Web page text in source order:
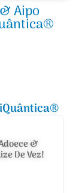
Aipo
&
De Vez!